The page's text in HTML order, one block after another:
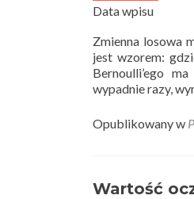
Data wpisu
Zmienna losowa
jest wzorem:
Bernoulli’ego
wypadnie razy,
Opublikowany w
Wartość